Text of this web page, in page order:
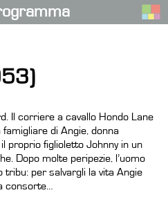
Il corriere a cavallo Hondo Lane
di Angie, donna
proprio figlioletto Johnny in un
Dopo molte peripezie, l’uomo
tribu: per salvargli la vita Angie
consorte…